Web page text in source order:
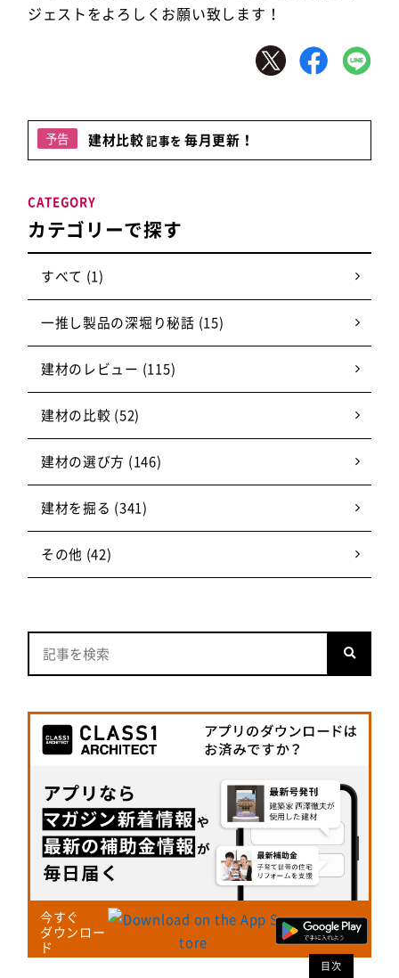
ジェストをよろしくお願い致します！
目次
予告 建材比較記事を 毎月更新！
カテゴリーで探す
CATEGORY
すべて (1)
一推し製品の深堀り秘話 (15)
建材のレビュー (115)
建材の比較 (52)
建材の選び方 (146)
建材を掘る (341)
その他 (42)
今すぐ
ダウンロー
ド